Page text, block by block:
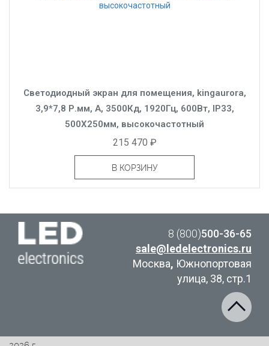
Светодиодный экран для помещения, kingaurora,
3,9*7,8 Р.мм, A, 3500Кд, 1920Гц, 600Вт, IP33,
500X250мм, высокочастотный
215 470 ₽
В КОРЗИНУ
8 (800)500-36-65
sale@ledelectronics.ru
Москва, Южнопортовая
улица, 38, стр.1